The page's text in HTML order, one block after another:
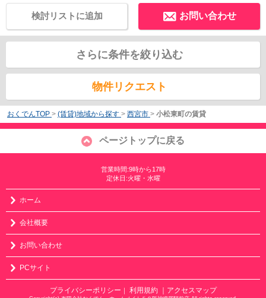
お問い合わせ
検討リストに追加
さらに条件を絞り込む
物件リクエスト
おくでんTOP > (賃貸)地域から探す > 西宮市 > 小松東町の賃貸
ページトップに戻る
営業時間:9時から17時
定休日:火曜・水曜
ホーム
会社概要
お問い合わせ
PCサイト
プライバシーポリシー ｜ 利用規約 ｜アクセスマップ